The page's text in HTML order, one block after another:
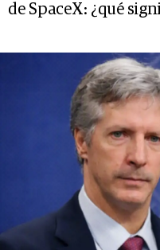
de SpaceX: ¿qué